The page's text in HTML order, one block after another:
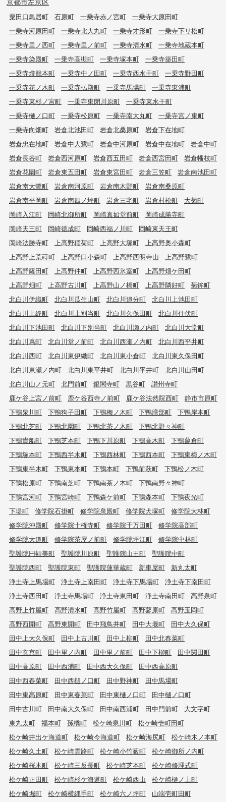
粟田口鳥居町 石原町 一乗寺赤ノ宮町
一乗寺大原田町
一乗寺河原田町
一乗寺北大丸町 一乗寺才形町
一乗寺下リ松町
一乗寺里ノ西町
一乗寺里ノ前町 一乗寺清水町
一乗寺地蔵本町
一乗寺染殿町
一乗寺高槻町 一乗寺塚本町
一乗寺築田町
一乗寺燈籠本町
一乗寺中ノ田町 一乗寺西水干町
一乗寺野田町
一乗寺花ノ木町
一乗寺払殿町 一乗寺馬場町
一乗寺東浦町
一乗寺東杉ノ宮町
一乗寺東閉川原町
一乗寺東水干町
一乗寺樋ノ口町
一乗寺松原町 一乗寺南大丸町
一乗寺宮ノ東町
一乗寺向畑町
岩倉北池田町 岩倉北桑原町
岩倉下在地町
岩倉忠在地町
岩倉中大鷺町 岩倉中河原町 岩倉中在地町
岩倉中町
岩倉長谷町
岩倉西河原町 岩倉西五田町 岩倉西宮田町
岩倉幡枝町
岩倉花園町
岩倉東五田町 岩倉東宮田町 岩倉三笠町
岩倉南池田町
岩倉南大鷺町
岩倉南河原町 岩倉南木野町
岩倉南桑原町
岩倉南平岡町
岩倉南四ノ坪町 岩倉三宅町 岩倉村松町
大菊町
岡崎入江町
岡崎北御所町 岡崎真如堂前町
岡崎成勝寺町
岡崎天王町
岡崎徳成町 岡崎西福ノ川町
岡崎東天王町
岡崎法勝寺町
上高野稲荷町 上高野大塚町
上高野奥小森町
上高野上荒蒔町
上高野口小森町 上高野西明寺山
上高野鷺町
上高野薩田町
上高野仲町 上高野西氷室町
上高野畑ケ田町
上高野畑町
上高野古川町 上高野山ノ橋町 上高野隣好町
菊鉾町
北白川伊織町
北白川瓜生山町 北白川追分町
北白川上池田町
北白川上終町
北白川上別当町 北白川久保田町
北白川仕伏町
北白川下池田町
北白川下別当町 北白川瀬ノ内町
北白川大堂町
北白川蔦町
北白川堂ノ前町 北白川西瀬ノ内町
北白川西平井町
北白川西町
北白川東伊織町 北白川東小倉町
北白川東久保田町
北白川東瀬ノ内町
北白川東平井町 北白川平井町
北白川山田町
北白川山ノ元町
北門前町 銀閣寺町 黒谷町
讃州寺町
鹿ケ谷上宮ノ前町
鹿ケ谷西寺ノ前町 鹿ケ谷法然院西町
静市市原町
下鴨泉川町
下鴨狗子田町 下鴨梅ノ木町 下鴨膳部町
下鴨岸本町
下鴨北芝町
下鴨北園町 下鴨北茶ノ木町
下鴨北野々神町
下鴨貴船町
下鴨芝本町 下鴨下川原町 下鴨高木町
下鴨蓼倉町
下鴨塚本町
下鴨西半木町 下鴨西林町 下鴨西本町
下鴨東梅ノ木町
下鴨東半木町
下鴨東本町 下鴨本町 下鴨前萩町
下鴨松ノ木町
下鴨松原町
下鴨南芝町 下鴨南茶ノ木町
下鴨南野々神町
下鴨宮河町
下鴨宮崎町 下鴨森ケ前町 下鴨森本町
下鴨夜光町
下堤町
修学院石掛町 修学院泉殿町 修学院犬塚町
修学院大林町
修学院沖殿町
修学院十権寺町 修学院千万田町
修学院高部町
修学院大道町
修学院茶屋ノ前町 修学院坪江町
修学院中林町
聖護院円頓美町
聖護院川原町 聖護院山王町
聖護院中町
聖護院西町
聖護院東町 聖護院蓮華蔵町 新車屋町
新丸太町
浄土寺上馬場町
浄土寺上南田町 浄土寺下馬場町
浄土寺下南田町
浄土寺西田町
浄土寺馬場町 浄土寺東田町 浄土寺南田町
高野泉町
高野上竹屋町
高野清水町 高野竹屋町 高野蓼原町
高野玉岡町
高野西開町
高野東開町 田中飛鳥井町 田中大堰町
田中大久保町
田中上大久保町
田中上古川町 田中上柳町
田中北春菜町
田中玄京町
田中里ノ内町 田中里ノ前町 田中下柳町
田中関田町
田中高原町
田中西浦町 田中西大久保町
田中西高原町
田中西春菜町
田中西樋ノ口町 田中野神町
田中馬場町
田中東高原町
田中東春菜町 田中東樋ノ口町
田中樋ノ口町
田中古川町
田中南大久保町 田中南西浦町 田中門前町
大文字町
東丸太町
福本町 孫橋町 松ケ崎泉川町
松ケ崎壱町田町
松ケ崎井出ケ海道町
松ケ崎今海道町 松ケ崎海尻町
松ケ崎木ノ本町
松ケ崎久土町
松ケ崎雲路町 松ケ崎小竹薮町
松ケ崎御所ノ内町
松ケ崎桜木町
松ケ崎三反長町 松ケ崎芝本町
松ケ崎修理式町
松ケ崎正田町
松ケ崎杉ケ海道町 松ケ崎西山
松ケ崎樋ノ上町
松ケ崎堀町
松ケ崎横縄手町 松ケ崎六ノ坪町
山端壱町田町